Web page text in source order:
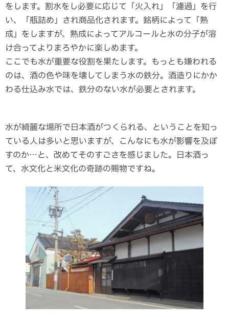
をします。割水をし必要に応じて「火入れ」「濾過」を行
い、「瓶詰め」され商品化されます。銘柄によって「熟
成」をしますが、熟成によってアルコールと水の分子が溶
け合ってよりまろやかに楽しめます。
ここでも水が重要な役割を果たします。もっとも嫌われる
のは、酒の色や味を壊してしまう水の鉄分。酒造りにかか
わる仕込み水では、鉄分のない水が必要とされます。
水が綺麗な場所で日本酒がつくられる、ということを知っ
ている人は多いと思いますが、こんなにも水が影響を及ぼ
すのか…と、改めてそのすごさを感じました。日本酒っ
て、水文化と米文化の奇跡の賜物ですね。